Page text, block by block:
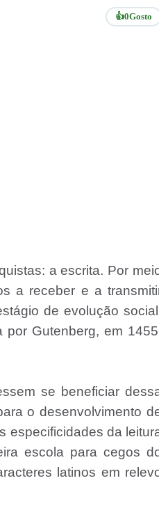
👍0Gosto
a escrita. Por
a receber e a
de evolução
por Gutenberg, em
se beneficiar
o desenvolvimento
especificidades da
escola para cegos
latinos em